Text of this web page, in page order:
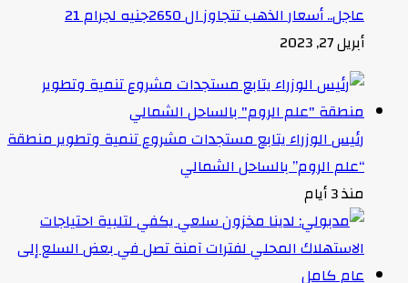
عاجل.. أسعار الذهب تتجاوز ال 2650جنيه لجرام 21
أبريل 27, 2023
رئيس الوزراء يتابع مستجدات مشروع تنمية وتطوير منطقة
“علم الروم” بالساحل الشمالي
منذ 3 أيام